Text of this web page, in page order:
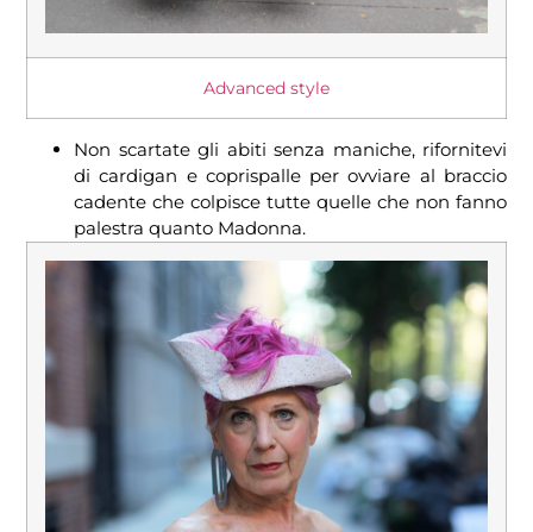
Advanced style
Non scartate gli abiti senza maniche, rifornitevi
di cardigan e coprispalle per ovviare al braccio
cadente che colpisce tutte quelle che non fanno
palestra quanto Madonna.